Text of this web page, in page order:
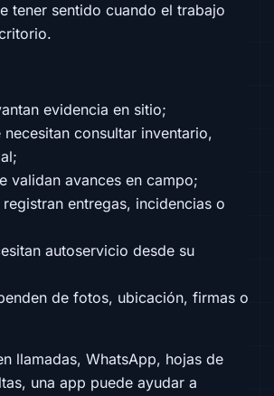
tener sentido cuando el trabajo
evidencia en sitio;
consultar inventario,
validan avances en campo;
entregas, incidencias o
autoservicio desde su
de fotos, ubicación, firmas o
llamadas, WhatsApp, hojas de
una app puede ayudar a